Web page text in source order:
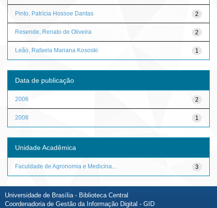
2
Pinto, Patrícia Hossoe Dantas
2
Resende, Renato de Oliveira
1
Leão, Rafaela Mariana Kososki
Data de publicação
2
2006
1
2008
Unidade Acadêmica
3
Faculdade de Agronomia e Medicina...
Universidade de Brasília - Biblioteca Central
Coordenadoria de Gestão da Informação Digital - GID